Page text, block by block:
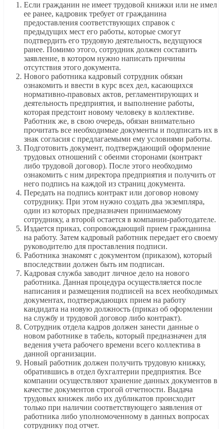
Если гражданин не имеет трудовой книжки или не имел
ее ранее, кадровик требует от гражданина
предоставления соответствующих справок с
предыдущих мест его работы, которые смогут
подтвердить его трудовую деятельность, ведущуюся
ранее. Помимо этого, сотрудник должен составить
заявление, в котором нужно написать причины
отсутствия этого документа.
Нового работника кадровый сотрудник обязан
ознакомить и ввести в курс всех дел, касающихся
нормативно-правовых актов, регламентирующих и
деятельность предприятия, и выполнение работы,
которая предстоит новому человеку в коллективе.
Работник же, в свою очередь, обязан внимательно
прочитать все необходимые документы и подписать их в
знак согласия с предлагаемыми ему условиями работы.
Подготовить документ, подтверждающий оформление
трудовых отношений с обеими сторонами (контракт
либо трудовой договор). После этого необходимо
ознакомить с ним директора предприятия и получить от
него подпись на каждой из страниц документа.
Передать на подпись контракт или договор новому
сотруднику. При этом нужно создать два экземпляра,
один из которых предназначен принимаемому
сотруднику, а второй остается в компании-работодателе.
Издается приказ, сопровождающий прием гражданина
на работу. Затем кадровый работник передает его своему
руководителю для проставления подписи.
Работника знакомят с документом (приказом), который
впоследствии должен быть им подписан.
Кадровая служба заводит личное дело на нового
работника. Данная процедура осуществляется после
написания и размещения подписей на всех необходимых
документах, подтверждающих прием на работу
кандидата на новую должность (приказ об оформлении
на службу и трудовой договор либо контракт).
Сотрудник отдела кадров должен занести данные о
новом работнике в табель, который предназначен для
ведения учета рабочего времени всего коллектива в
данной организации.
Новый работник должен получить трудовую книжку,
обратившись в отдел бухгалтерии предприятия. Все
компании осуществляют хранение данных документов в
качестве документов строгой отчетности. Выдача
трудовых книжек либо их дубликатов происходит
только при наличии соответствующего заявления от
работника либо уполномоченному в данных вопросах
сотруднику под отчет.